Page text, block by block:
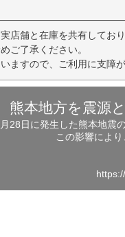
店舗と在庫を共有してお
ご了承ください。
ますので、ご利用に支障
熊本地方を震源
28日に発生した熊本地震
この影響によ